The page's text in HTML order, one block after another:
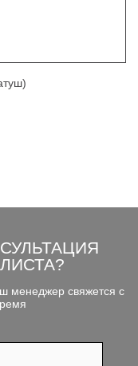
менеджер свяжется с